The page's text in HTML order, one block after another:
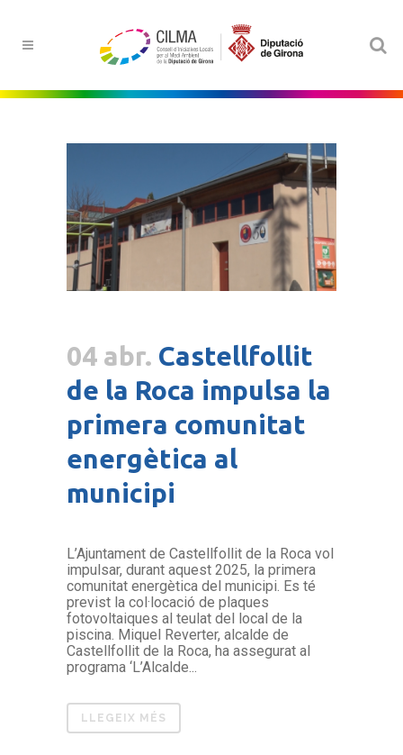
04 abr. Castellfollit
de la Roca impulsa la
primera comunitat
energètica al
municipi
L’Ajuntament de Castellfollit de la Roca vol
impulsar, durant aquest 2025, la primera
comunitat energètica del municipi. Es té
previst la col·locació de plaques
fotovoltaiques al teulat del local de la
piscina. Miquel Reverter, alcalde de
Castellfollit de la Roca, ha assegurat al
programa ‘L’Alcalde...
LLEGEIX MÉS